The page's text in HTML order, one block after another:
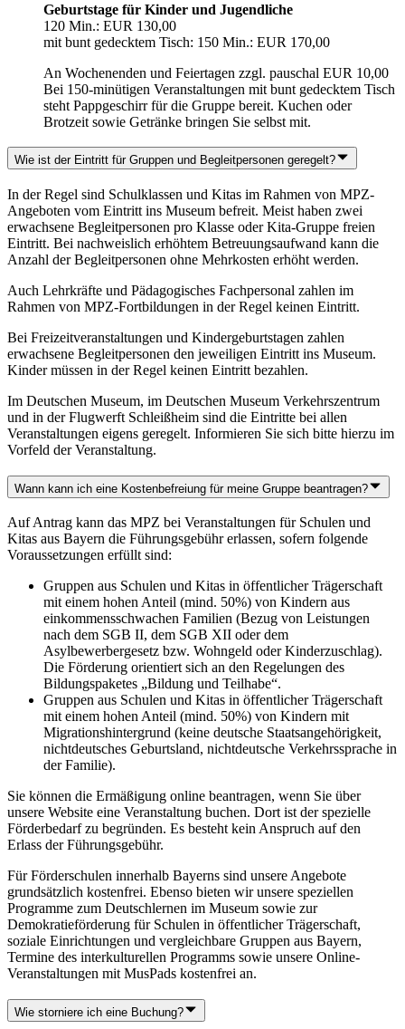
Geburtstage für Kinder und Jugendliche
120 Min.: EUR 130,00
mit bunt gedecktem Tisch: 150 Min.: EUR 170,00
An Wochenenden und Feiertagen zzgl. pauschal EUR 10,00
Bei 150-minütigen Veranstaltungen mit bunt gedecktem Tisch
steht Pappgeschirr für die Gruppe bereit. Kuchen oder
Brotzeit sowie Getränke bringen Sie selbst mit.
Wie ist der Eintritt für Gruppen und Begleitpersonen geregelt?
In der Regel sind Schulklassen und Kitas im Rahmen von MPZ-
Angeboten vom Eintritt ins Museum befreit. Meist haben zwei
erwachsene Begleitpersonen pro Klasse oder Kita-Gruppe freien
Eintritt. Bei nachweislich erhöhtem Betreuungsaufwand kann die
Anzahl der Begleitpersonen ohne Mehrkosten erhöht werden.
Auch Lehrkräfte und Pädagogisches Fachpersonal zahlen im
Rahmen von MPZ-Fortbildungen in der Regel keinen Eintritt.
Bei Freizeitveranstaltungen und Kindergeburtstagen zahlen
erwachsene Begleitpersonen den jeweiligen Eintritt ins Museum.
Kinder müssen in der Regel keinen Eintritt bezahlen.
Im Deutschen Museum, im Deutschen Museum Verkehrszentrum
und in der Flugwerft Schleißheim sind die Eintritte bei allen
Veranstaltungen eigens geregelt. Informieren Sie sich bitte hierzu im
Vorfeld der Veranstaltung.
Wann kann ich eine Kostenbefreiung für meine Gruppe beantragen?
Auf Antrag kann das MPZ bei Veranstaltungen für Schulen und
Kitas aus Bayern die Führungsgebühr erlassen, sofern folgende
Voraussetzungen erfüllt sind:
Gruppen aus Schulen und Kitas in öffentlicher Trägerschaft
mit einem hohen Anteil (mind. 50%) von Kindern aus
einkommensschwachen Familien (Bezug von Leistungen
nach dem SGB II, dem SGB XII oder dem
Asylbewerbergesetz bzw. Wohngeld oder Kinderzuschlag).
Die Förderung orientiert sich an den Regelungen des
Bildungspaketes „Bildung und Teilhabe“.
Gruppen aus Schulen und Kitas in öffentlicher Trägerschaft
mit einem hohen Anteil (mind. 50%) von Kindern mit
Migrationshintergrund (keine deutsche Staatsangehörigkeit,
nichtdeutsches Geburtsland, nichtdeutsche Verkehrssprache in
der Familie).
Sie können die Ermäßigung online beantragen, wenn Sie über
unsere Website eine Veranstaltung buchen. Dort ist der spezielle
Förderbedarf zu begründen. Es besteht kein Anspruch auf den
Erlass der Führungsgebühr.
Für Förderschulen innerhalb Bayerns sind unsere Angebote
grundsätzlich kostenfrei. Ebenso bieten wir unsere speziellen
Programme zum Deutschlernen im Museum sowie zur
Demokratieförderung für Schulen in öffentlicher Trägerschaft,
soziale Einrichtungen und vergleichbare Gruppen aus Bayern,
Termine des interkulturellen Programms sowie unsere Online-
Veranstaltungen mit MusPads kostenfrei an.
Wie storniere ich eine Buchung?